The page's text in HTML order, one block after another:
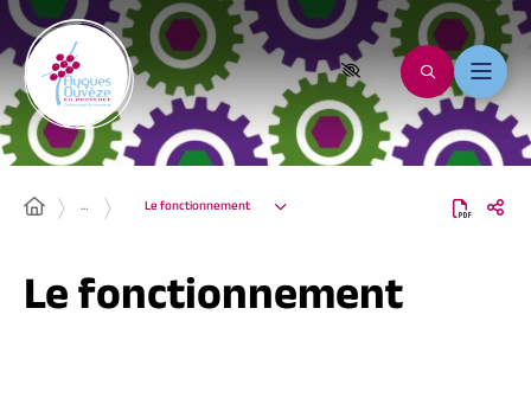
… Le fonctionnement
Le fonctionnement